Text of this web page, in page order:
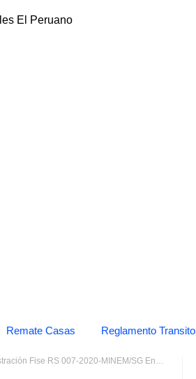
El Peruano
Remate Casas Reglamento Transito
Fise RS 007-2020-MINEM/SG Energia y Minas